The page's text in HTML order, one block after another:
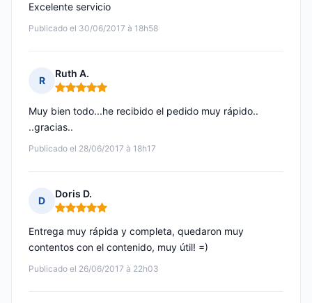
Publicado el 30/06/2017 à 18h58
Excelente servicio
R
Ruth A.
Nota: 5 de 5
Publicado el 28/06/2017 à 18h17
Muy bien todo...he recibido el pedido muy rápido..
..gracias..
D
Doris D.
Nota: 5 de 5
Publicado el 26/06/2017 à 22h03
Entrega muy rápida y completa, quedaron muy
contentos con el contenido, muy útil! =)